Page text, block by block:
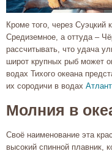
Кроме того, через Суэцкий
Средиземное, а оттуда –
рассчитывать, что удача
широт крупных рыб может
водах Тихого океана
их сородичи в водах
Молния в
Своё наименование эта
высокий спинной плавник,